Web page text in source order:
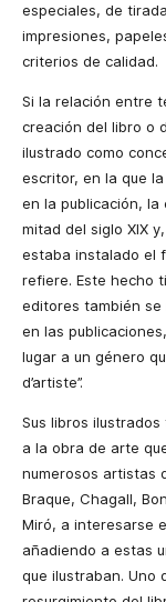
especiales, de
impresiones,
criterios de calidad.
Si la relación entre
creación del libro o
ilustrado como
escritor, en la que
en la publicación,
mitad del siglo XIX
estaba instalado el
refiere. Este hecho
editores también se
en las
lugar a un género
d’artiste”.
Sus libros
a la obra de arte
numerosos artistas
Braque, Chagall,
Miró, a interesarse
añadiendo a estas
que ilustraban. Uno